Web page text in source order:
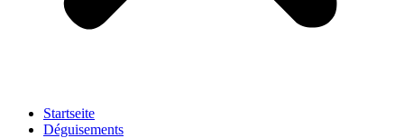
Startseite
Déguisements